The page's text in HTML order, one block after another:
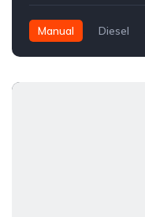
Manual Diesel